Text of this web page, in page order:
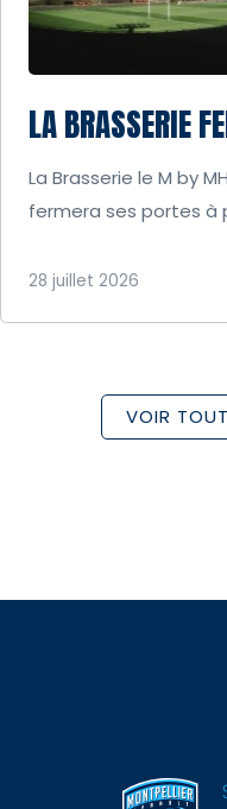
LA BRASSERIE
La Brasserie le M by
fermera ses portes à
28 juillet 2026
VOIR